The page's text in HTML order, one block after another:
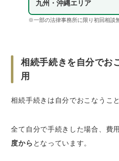
九州・沖縄エリア
※一部の法律事務所に限り初回相談
相続手続きを自分でお
用
相続手続きは自分でおこなうこ
全て自分で手続きした場合、費
度から となっています。